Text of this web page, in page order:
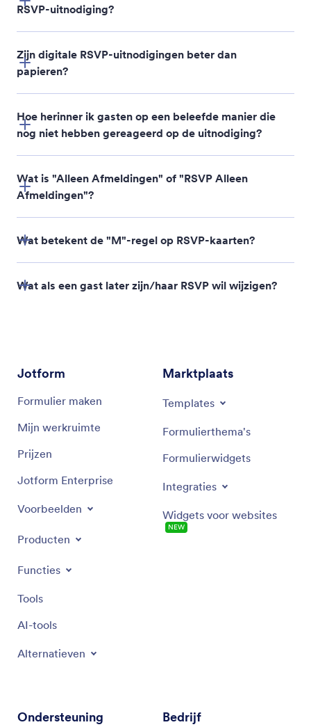
RSVP-uitnodiging?
Meal preferences or dietary restrictions
Zijn digitale RSVP-uitnodigingen beter dan
papieren?
Hoe herinner ik gasten op een beleefde manier die
nog niet hebben gereageerd op de uitnodiging?
Wat is "Alleen Afmeldingen" of "RSVP Alleen
Afmeldingen"?
Wat betekent de "M"-regel op RSVP-kaarten?
Wat als een gast later zijn/haar RSVP wil wijzigen?
Jotform
Formulier maken
Mijn werkruimte
Prijzen
Jotform Enterprise
Voorbeelden
Producten
Functies
Tools
AI-tools
Alternatieven
Marktplaats
Templates
Formulierthema's
Formulierwidgets
Integraties
Widgets voor websites
NEW
Ondersteuning Bedrijf